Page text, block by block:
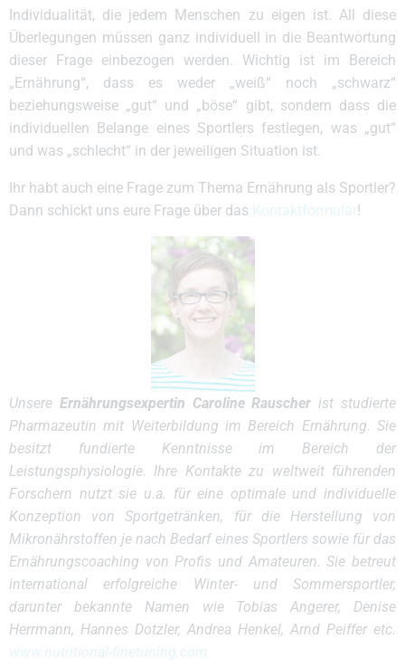
Individualität, die jedem Menschen zu eigen ist. All diese
Überlegungen müssen ganz individuell in die Beantwortung
dieser Frage einbezogen werden. Wichtig ist im Bereich
„Ernährung“, dass es weder „weiß“ noch „schwarz“
beziehungsweise „gut“ und „böse“ gibt, sondern dass die
individuellen Belange eines Sportlers festlegen, was „gut“
und was „schlecht“ in der jeweiligen Situation ist.
Ihr habt auch eine Frage zum Thema Ernährung als Sportler?
Dann schickt uns eure Frage über das Kontaktformular!
Unsere Ernährungsexpertin Caroline Rauscher ist studierte
Pharmazeutin mit Weiterbildung im Bereich Ernährung. Sie
besitzt fundierte Kenntnisse im Bereich der
Leistungsphysiologie. Ihre Kontakte zu weltweit führenden
Forschern nutzt sie u.a. für eine optimale und individuelle
Konzeption von Sportgetränken, für die Herstellung von
Mikronährstoffen je nach Bedarf eines Sportlers sowie für das
Ernährungscoaching von Profis und Amateuren. Sie betreut
international erfolgreiche Winter- und Sommersportler,
darunter bekannte Namen wie Tobias Angerer, Denise
Herrmann, Hannes Dotzler, Andrea Henkel, Arnd Peiffer etc.
www.nutritional-finetuning.com